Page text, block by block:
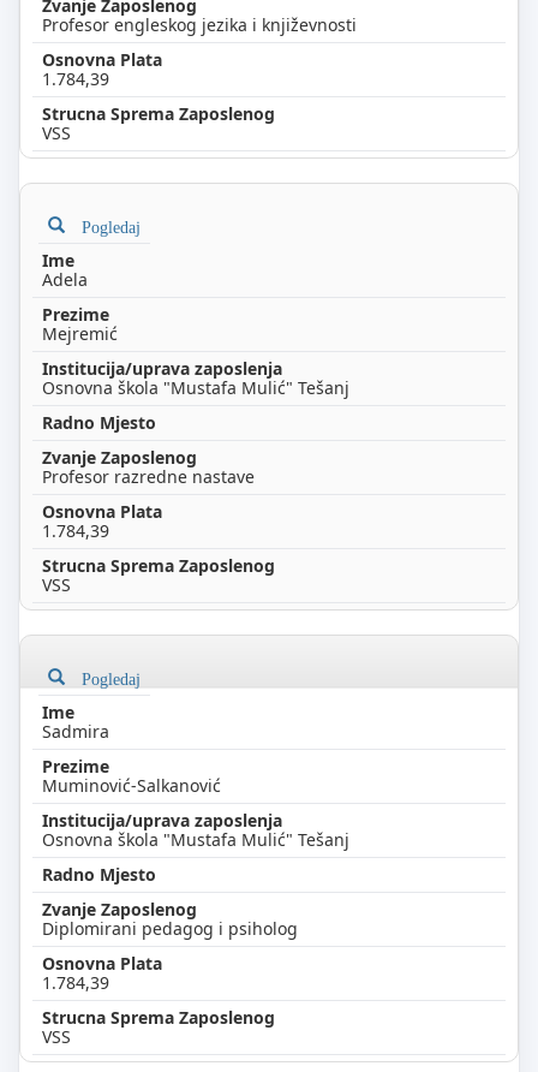
Profesor engleskog jezika i književnosti
1.784,39
VSS
Pogledaj
Adela
Mejremić
Osnovna škola "Mustafa Mulić" Tešanj
Profesor razredne nastave
1.784,39
VSS
Pogledaj
Sadmira
Muminović-Salkanović
Osnovna škola "Mustafa Mulić" Tešanj
Diplomirani pedagog i psiholog
1.784,39
VSS